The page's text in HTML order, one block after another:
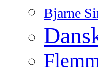
Bjarne